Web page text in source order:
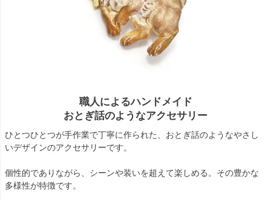
職人によるハンドメイド
おとぎ話のようなアクセサリー
ひとつひとつが手作業で丁寧に作られた、おとぎ話のようなやさし
いデザインのアクセサリーです。
個性的でありながら、シーンや装いを超えて楽しめる。その豊かな
多様性が特徴です。